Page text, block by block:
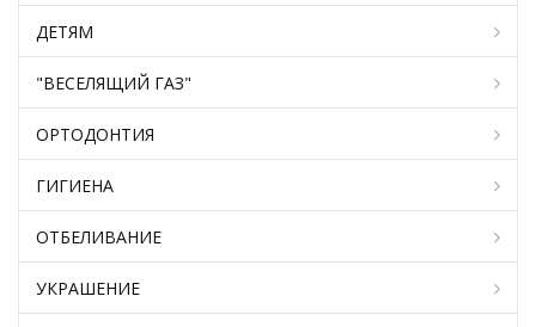
ДЕТЯМ
"ВЕСЕЛЯЩИЙ ГАЗ"
OРТОДОНТИЯ
ГИГИЕНА
ОТБЕЛИВАНИЕ
УКРАШЕНИЕ